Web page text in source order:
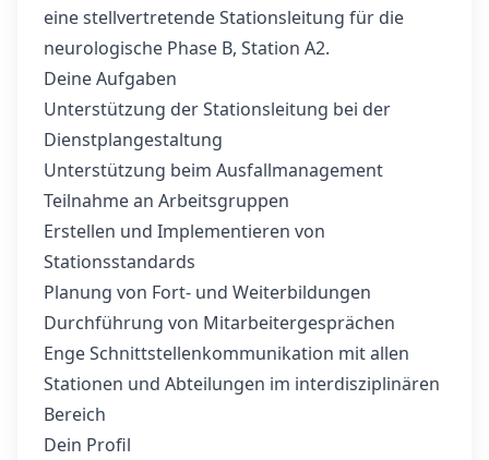
eine stellvertretende Stationsleitung für die
neurologische Phase B, Station A2.
Deine Aufgaben
Unterstützung der Stationsleitung bei der
Dienstplangestaltung
Unterstützung beim Ausfallmanagement
Teilnahme an Arbeitsgruppen
Erstellen und Implementieren von
Stationsstandards
Planung von Fort- und Weiterbildungen
Durchführung von Mitarbeitergesprächen
Enge Schnittstellenkommunikation mit allen
Stationen und Abteilungen im interdisziplinären
Bereich
Dein Profil